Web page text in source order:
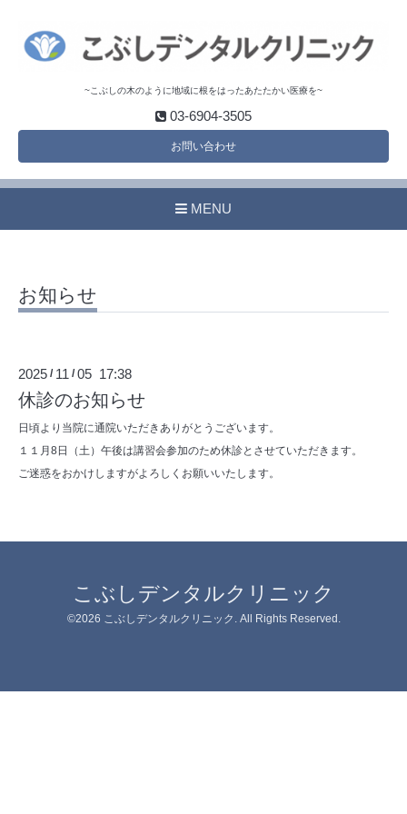
~こぶしの木のように地域に根をはったあたたかい医療を~
03-6904-3505
お問い合わせ
MENU
お知らせ
2025 / 11 /05 17:38
休診のお知らせ
日頃より当院に通院いただきありがとうございます。
１１月8日（土）午後は講習会参加のため休診とさせていただきます。
ご迷惑をおかけしますがよろしくお願いいたします。
こぶしデンタルクリニック
©2026 こぶしデンタルクリニック . All Rights Reserved.